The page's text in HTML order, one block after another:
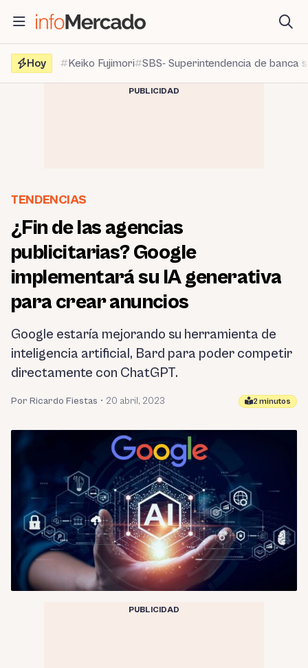
contenido
Hoy
Keiko Fujimori SBS- Superintendencia de banca
PUBLICIDAD
TENDENCIAS
¿Fin de las agencias
publicitarias? Google
implementará su IA generativa
para crear anuncios
Google estaría mejorando su herramienta de
inteligencia artificial, Bard para poder competir
directamente con ChatGPT.
Por Ricardo Fiestas • 20 abril, 2023 2 minutos
PUBLICIDAD